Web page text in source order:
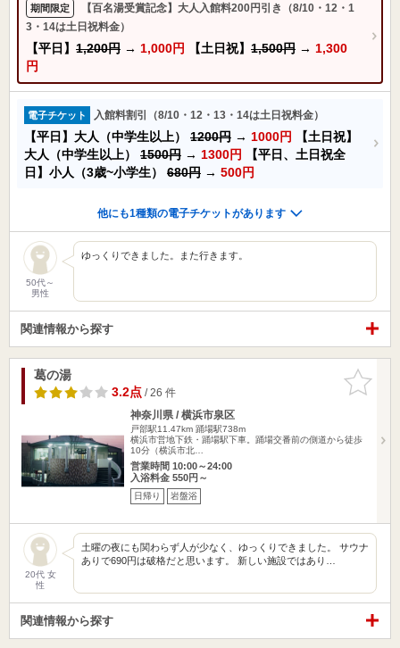
期間限定
【百名湯受賞記念】大人入館料200円引き（8/10・12・1
3・14は土日祝料金）
【平日】 1,200円 → 1,000円 【土日祝】 1,500円 → 1,300
円
電子チケット 入館料割引（8/10・12・13・14は土日祝料金）
【平日】大人（中学生以上） 1200円 → 1000円
【土日祝】
大人（中学生以上） 1500円 → 1300円
【平日、土日祝全
日】小人（3歳~小学生） 680円 → 500円
他にも1種類の電子チケットがあります
50代～
男性
ゆっくりできました。また行きます。
関連情報から探す
お気に入
りに追加
葛の湯
3.2点/ 26 件
神奈川県 / 横浜市泉区
戸部駅11.47km 踊場駅738m
横浜市営地下鉄・踊場駅下車。踊場交番前の側道から徒歩
10分（横浜市北…
営業時間 10:00～24:00
入浴料金 550円～
日帰り 岩盤浴
20代 女
性
土曜の夜にも関わらず人が少なく、ゆっくりできました。 サウナ
ありで690円は破格だと思います。 新しい施設ではあり…
関連情報から探す